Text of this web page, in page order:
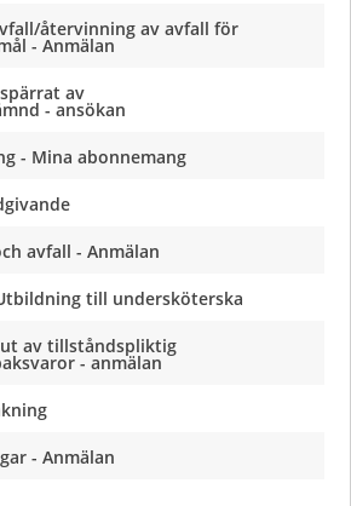
återvinning av avfall för
- Anmälan
av
- ansökan
- Mina abonnemang
avfall - Anmälan
till undersköterska
av tillståndspliktig
- anmälan
- Anmälan